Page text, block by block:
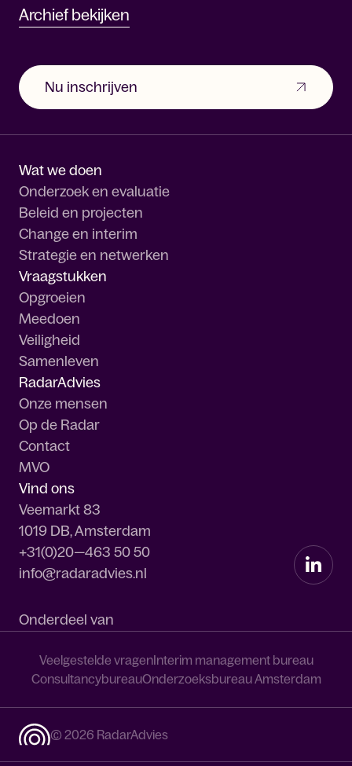
Archief bekijken
Nu inschrijven
Wat we doen
Onderzoek en evaluatie
Beleid en projecten
Change en interim
Strategie en netwerken
Vraagstukken
Opgroeien
Meedoen
Veiligheid
Samenleven
RadarAdvies
Onze mensen
Op de Radar
Contact
MVO
Vind ons
Veemarkt 83
1019 DB, Amsterdam
+31(0)20—463 50 50
info@radaradvies.nl
Onderdeel van
Veelgestelde vragenInterim management bureau
ConsultancybureauOnderzoeksbureau Amsterdam
© 2026 RadarAdvies